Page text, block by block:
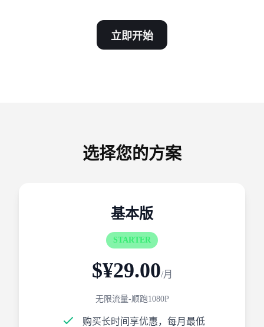
立即开始
选择您的方案
基本版
STARTER
$¥29.00/月
无限流量-顺跑1080P
购买长时间享优惠，每月最低